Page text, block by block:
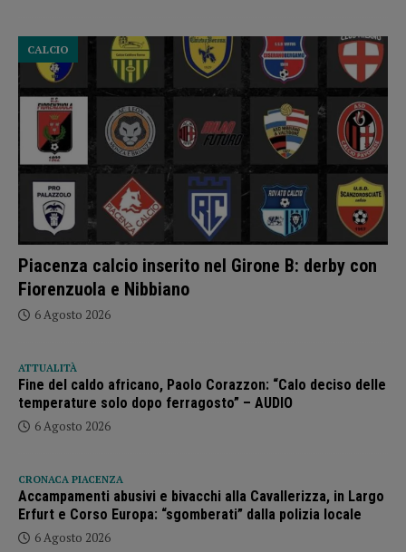
Piacenza calcio inserito nel Girone B: derby con
Fiorenzuola e Nibbiano
CALCIO
6 Agosto 2026
ATTUALITÀ
Fine del caldo africano, Paolo Corazzon: “Calo deciso delle
temperature solo dopo ferragosto” – AUDIO
6 Agosto 2026
CRONACA PIACENZA
Accampamenti abusivi e bivacchi alla Cavallerizza, in Largo
Erfurt e Corso Europa: “sgomberati” dalla polizia locale
6 Agosto 2026